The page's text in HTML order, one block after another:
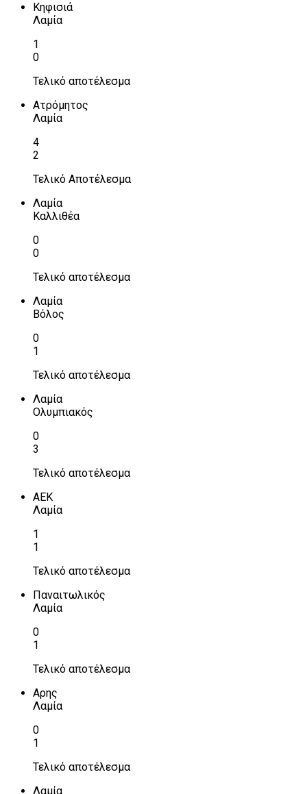
Κηφισιά
Λαμία
1
0
Τελικό αποτέλεσμα
Ατρόμητος
Λαμία
4
2
Τελικό Αποτέλεσμα
Λαμία
Καλλιθέα
0
0
Τελικό αποτέλεσμα
Λαμία
Βόλος
0
1
Τελικό αποτέλεσμα
Λαμία
Ολυμπιακός
0
3
Τελικό αποτέλεσμα
ΑΕΚ
Λαμία
1
1
Τελικό αποτέλεσμα
Παναιτωλικός
Λαμία
0
1
Τελικό αποτέλεσμα
Αρης
Λαμία
0
1
Τελικό αποτέλεσμα
Λαμία